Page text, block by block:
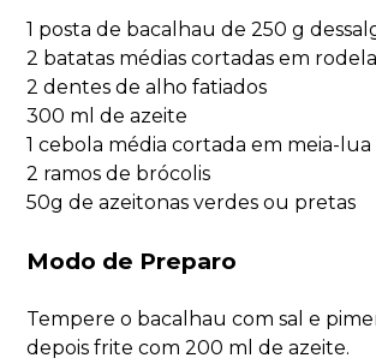
1 posta de bacalhau de 250 g
2 batatas médias cortadas em
2 dentes de alho fatiados
300 ml de azeite
1 cebola média cortada em meia-lua
2 ramos de brócolis
50g de azeitonas verdes ou pretas
Modo de Preparo
Tempere o bacalhau com sal e
depois frite com 200 ml de azeite.